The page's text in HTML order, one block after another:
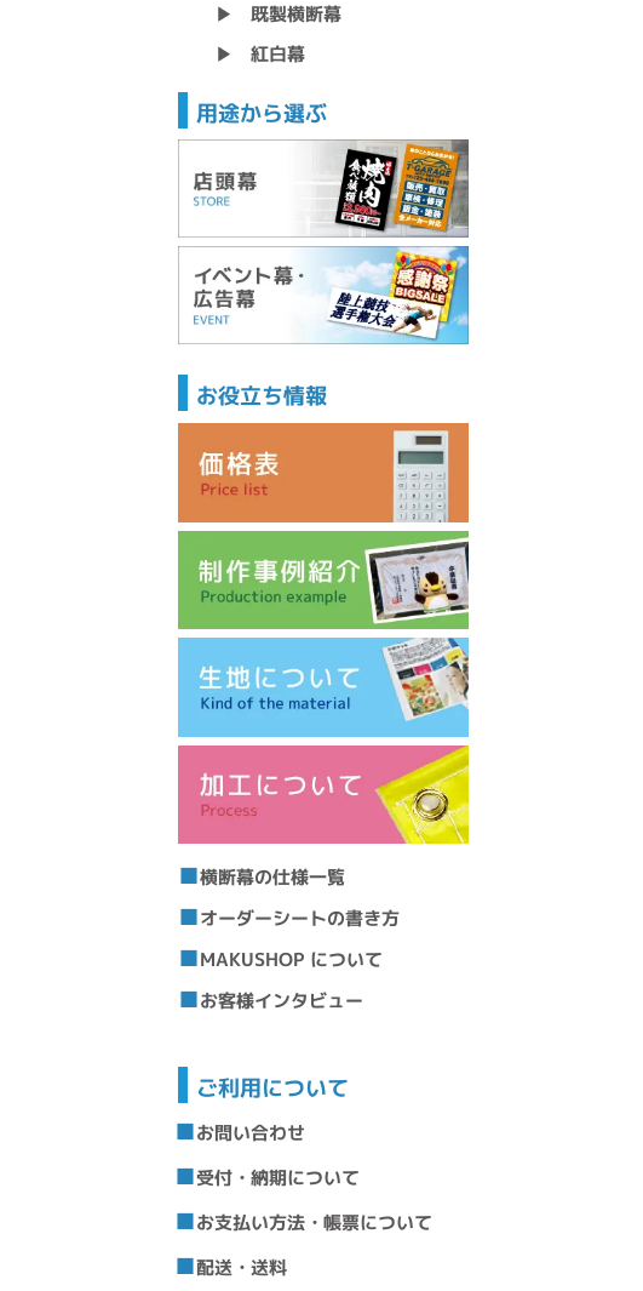
▶ 既製横断幕
▶ 紅白幕
用途から選ぶ
お役立ち情報
横断幕の仕様一覧
オーダーシートの書き方
MAKUSHOP について
お客様インタビュー
ご利用について
お問い合わせ
受付・納期について
お支払い方法・帳票について
配送・送料